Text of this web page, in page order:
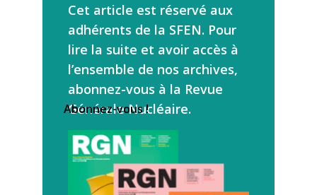
Cet article est réservé aux
adhérents de la SFEN. Pour
lire la suite et avoir accès à
l’ensemble de nos archives,
abonnez-vous à la Revue
Générale Nucléaire.
Abonnez-vous !